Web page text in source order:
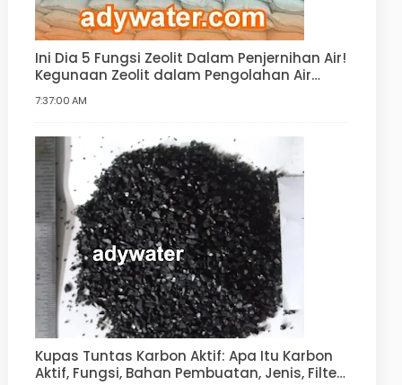
Ini Dia 5 Fungsi Zeolit Dalam Penjernihan Air!
Kegunaan Zeolit dalam Pengolahan Air
7:37:00 AM
Kupas Tuntas Karbon Aktif: Apa Itu Karbon
Aktif, Fungsi, Bahan Pembuatan, Jenis, Filter